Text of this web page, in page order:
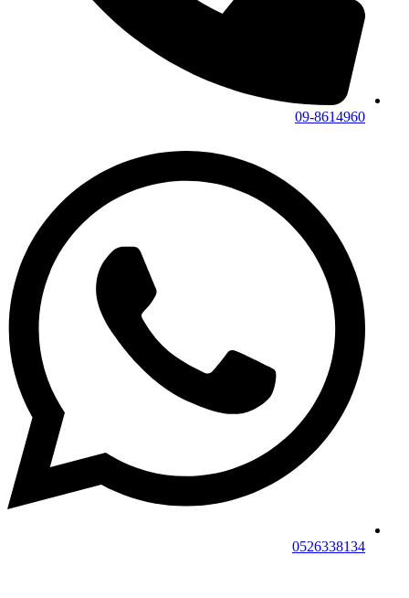
09-8614960
0526338134